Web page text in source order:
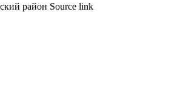
район Source link